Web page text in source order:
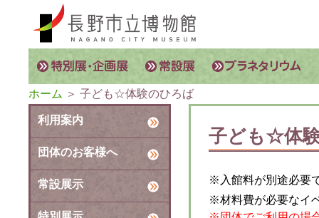
ホーム ＞ 子ども☆体験のひろば
利用案内
団体のお客様へ
常設展示
子ども☆体
※入館料が別途必要
※材料費が必要なイ